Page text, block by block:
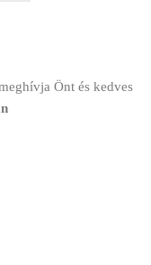
Önt és kedves